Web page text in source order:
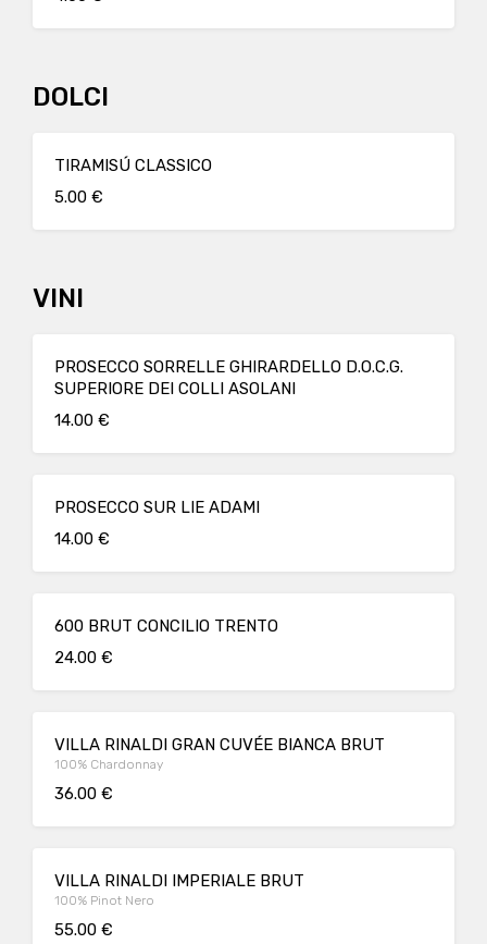
DOLCI
TIRAMISÚ CLASSICO
5.00 €
VINI
PROSECCO SORRELLE GHIRARDELLO D.O.C.G.
SUPERIORE DEI COLLI ASOLANI
14.00 €
PROSECCO SUR LIE ADAMI
14.00 €
600 BRUT CONCILIO TRENTO
24.00 €
VILLA RINALDI GRAN CUVÉE BIANCA BRUT
100% Chardonnay
36.00 €
VILLA RINALDI IMPERIALE BRUT
100% Pinot Nero
55.00 €